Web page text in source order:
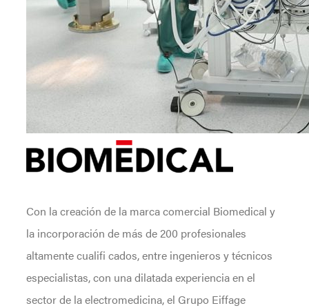
Con la creación de la marca comercial Biomedical y
la incorporación de más de 200 profesionales
altamente cualifi cados, entre ingenieros y técnicos
especialistas, con una dilatada experiencia en el
sector de la electromedicina, el Grupo Eiffage